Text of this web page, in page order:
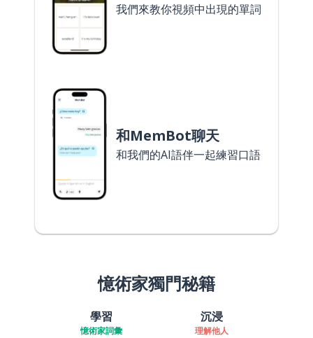
我們來教你視頻中出現的單詞
和MemBot聊天
和我們的AI語伴一起練習口語
憶術家獨門秘籍
學習
憶術家詞彙
沉浸
理解他人